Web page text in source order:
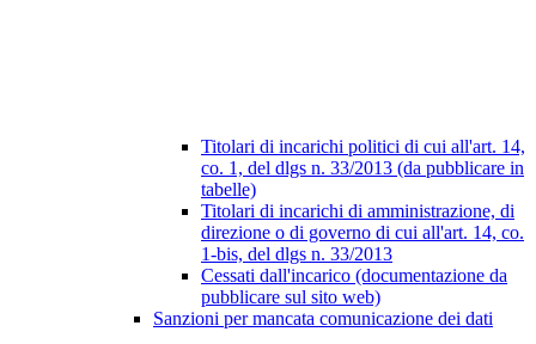
Titolari di incarichi politici di cui all'art. 14,
co. 1, del dlgs n. 33/2013 (da pubblicare in
tabelle)
Titolari di incarichi di amministrazione, di
direzione o di governo di cui all'art. 14, co.
1-bis, del dlgs n. 33/2013
Cessati dall'incarico (documentazione da
pubblicare sul sito web)
Sanzioni per mancata comunicazione dei dati